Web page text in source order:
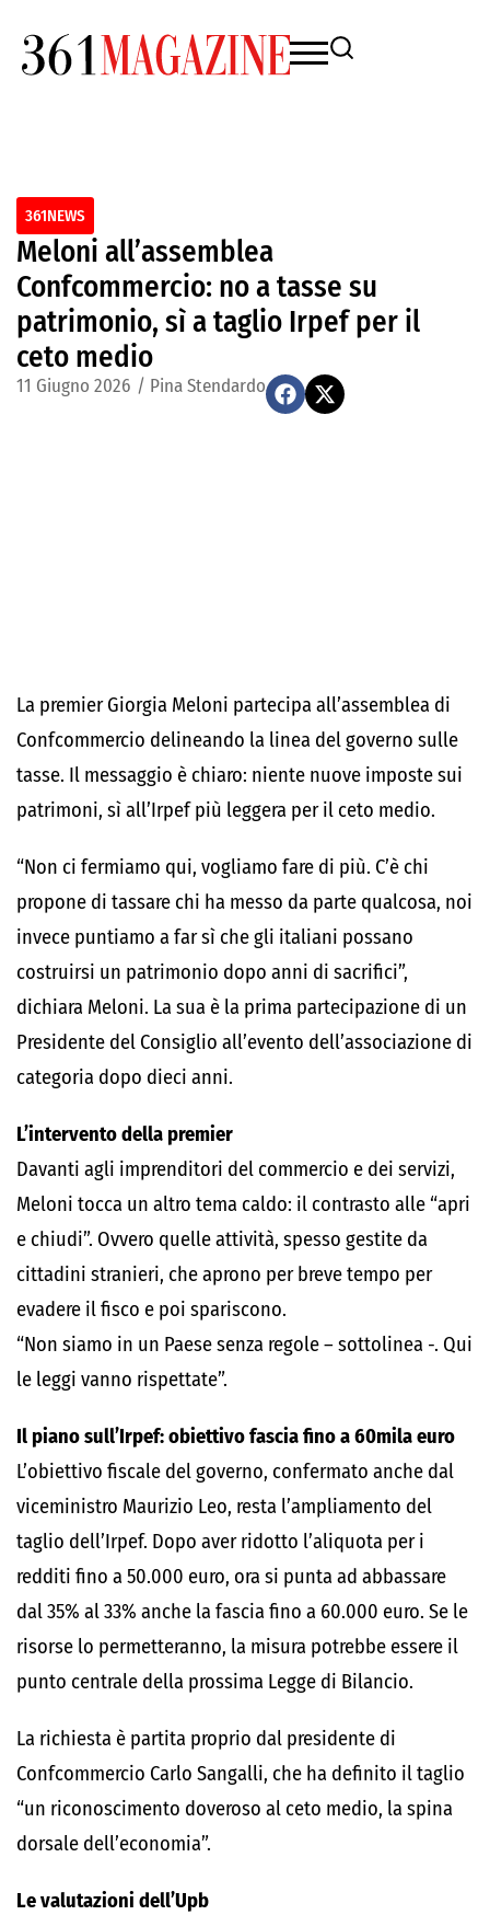
361NEWS
Meloni all’assemblea
Confcommercio: no a tasse su
patrimonio, sì a taglio Irpef per il
ceto medio
11 Giugno 2026 / Pina Stendardo
La premier Giorgia Meloni partecipa all’assemblea di
Confcommercio delineando la linea del governo sulle
tasse. Il messaggio è chiaro: niente nuove imposte sui
patrimoni, sì all’Irpef più leggera per il ceto medio.
“Non ci fermiamo qui, vogliamo fare di più. C’è chi
propone di tassare chi ha messo da parte qualcosa, noi
invece puntiamo a far sì che gli italiani possano
costruirsi un patrimonio dopo anni di sacrifici”,
dichiara Meloni. La sua è la prima partecipazione di un
Presidente del Consiglio all’evento dell’associazione di
categoria dopo dieci anni.
L’intervento della premier
Davanti agli imprenditori del commercio e dei servizi,
Meloni tocca un altro tema caldo: il contrasto alle “apri
e chiudi”. Ovvero quelle attività, spesso gestite da
cittadini stranieri, che aprono per breve tempo per
evadere il fisco e poi spariscono.
“Non siamo in un Paese senza regole – sottolinea -. Qui
le leggi vanno rispettate”.
Il piano sull’Irpef: obiettivo fascia fino a 60mila euro
L’obiettivo fiscale del governo, confermato anche dal
viceministro Maurizio Leo, resta l’ampliamento del
taglio dell’Irpef. Dopo aver ridotto l’aliquota per i
redditi fino a 50.000 euro, ora si punta ad abbassare
dal 35% al 33% anche la fascia fino a 60.000 euro. Se le
risorse lo permetteranno, la misura potrebbe essere il
punto centrale della prossima Legge di Bilancio.
La richiesta è partita proprio dal presidente di
Confcommercio Carlo Sangalli, che ha definito il taglio
“un riconoscimento doveroso al ceto medio, la spina
dorsale dell’economia”.
Le valutazioni dell’Upb